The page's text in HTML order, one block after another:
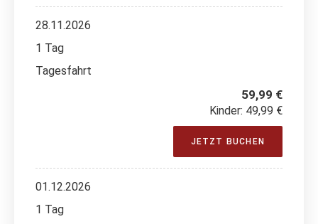
28.11.2026
1 Tag
Tagesfahrt
59,99 €
Kinder: 49,99 €
JETZT BUCHEN
01.12.2026
1 Tag